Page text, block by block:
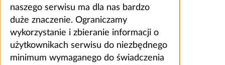
naszego serwisu ma dla nas bardzo
duże znaczenie. Ograniczamy
wykorzystanie i zbieranie informacji o
użytkownikach serwisu do niezbędnego
minimum wymaganego do świadczenia